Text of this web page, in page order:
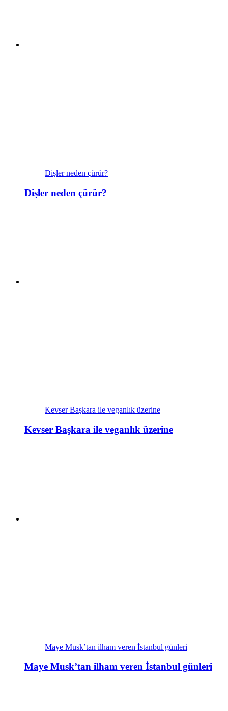
Dişler neden çürür?
Dişler neden çürür?
Kevser Başkara ile veganlık üzerine
Kevser Başkara ile veganlık üzerine
Maye Musk’tan ilham veren İstanbul günleri
Maye Musk’tan ilham veren İstanbul günleri